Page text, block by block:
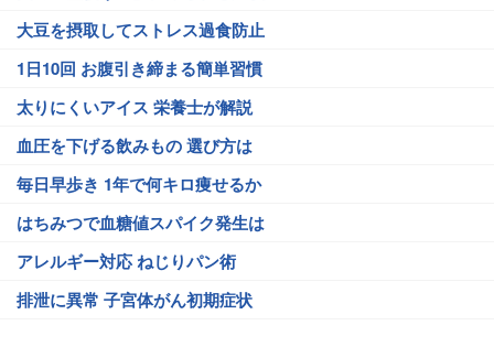
大豆を摂取してストレス過食防止
1日10回 お腹引き締まる簡単習慣
太りにくいアイス 栄養士が解説
血圧を下げる飲みもの 選び方は
毎日早歩き 1年で何キロ痩せるか
はちみつで血糖値スパイク発生は
アレルギー対応 ねじりパン術
排泄に異常 子宮体がん初期症状